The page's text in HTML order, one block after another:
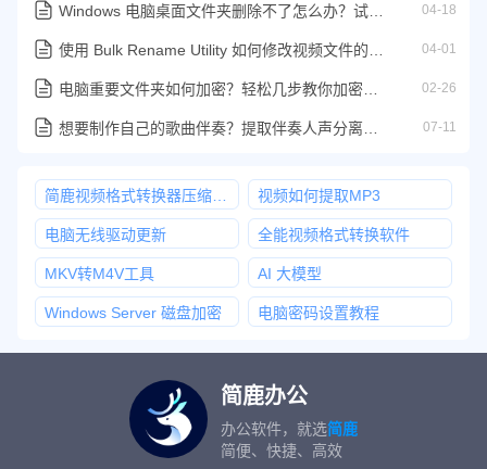
04-18
04-01
02-26
07-11
视频如何提取MP3
电脑无线驱动更新 全能视频格式转换软件
MKV转M4V工具 AI 大模型
Windows Server 磁盘加密 电脑密码设置教程
简鹿办公
办公软件，就选简鹿
简便、快捷、高效